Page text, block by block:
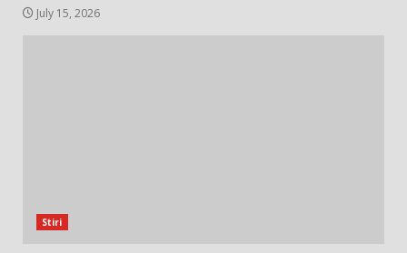
July 15, 2026
Stiri